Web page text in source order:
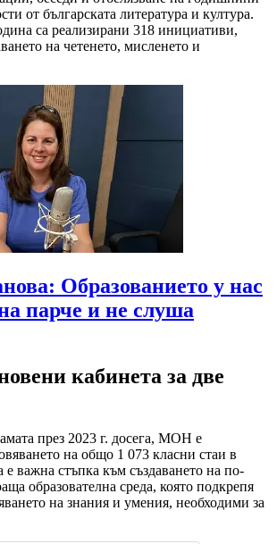
от българската литература и култура.
са реализирани 318 инициативи,
на четенето, мисленето и
Образованието у нас
парче и не слуша
кабинета за две
през 2023 г. досега, МОН е
на общо 1 073 класни стаи в
е важна стъпка към създаването на по-
образователна среда, която подкрепя
на знания и умения, необходими за